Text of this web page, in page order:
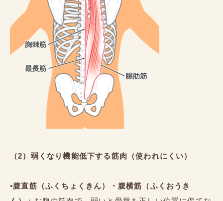
（2）弱くなり機能低下する筋肉（使われにくい）
•腹直筋（ふくちょくきん）・腹横筋（ふくおうき